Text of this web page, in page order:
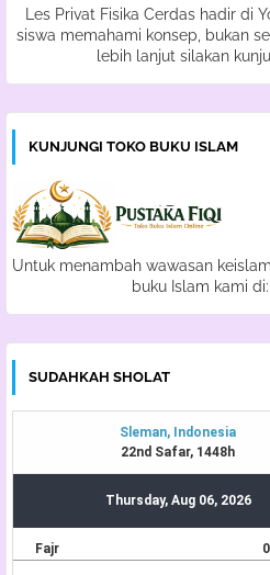
Les Privat Fisika Cerdas hadir di
siswa memahami konsep, bukan
lebih lanjut silakan
KUNJUNGI TOKO BUKU ISLAM
Untuk menambah wawasan
buku Islam kami di:
SUDAHKAH SHOLAT